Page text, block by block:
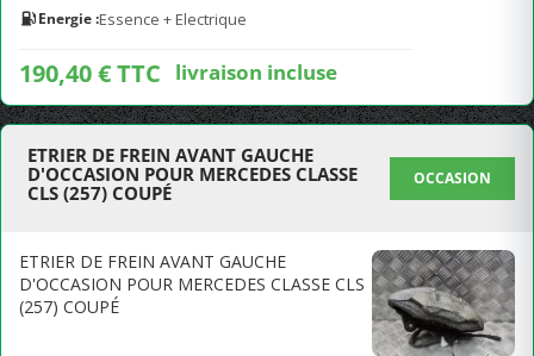
Energie :Essence + Electrique
190,40 € TTC livraison incluse
ETRIER DE FREIN AVANT GAUCHE
D'OCCASION POUR MERCEDES CLASSE
CLS (257) COUPÉ
OCCASION
ETRIER DE FREIN AVANT GAUCHE
D'OCCASION POUR MERCEDES CLASSE CLS
(257) COUPÉ